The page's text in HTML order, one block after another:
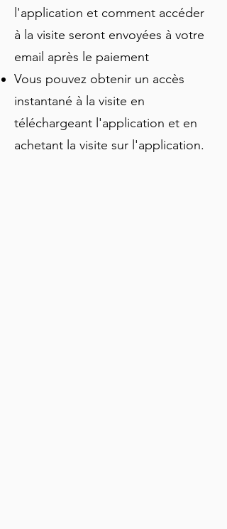
légendes insolites comme les statues
qui portent chance, ainsi que des
traditions telles que la culture des
cafés, les bains thermaux et le vin de
Tokaj. Cette visite est idéale pour les
nouveaux visiteurs de la ville.
l'application et comment accéder
à la visite seront envoyées à votre
email après le paiement
Vous pouvez obtenir un accès
instantané à la visite en
téléchargeant l'application et en
achetant la visite sur l'application.